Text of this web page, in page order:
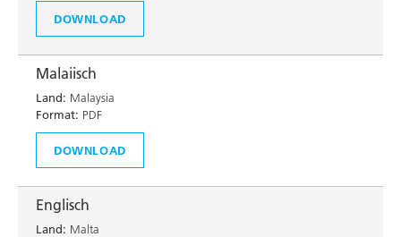
DOWNLOAD
Malaiisch
Land: Malaysia
Format: PDF
DOWNLOAD
Englisch
Land: Malta